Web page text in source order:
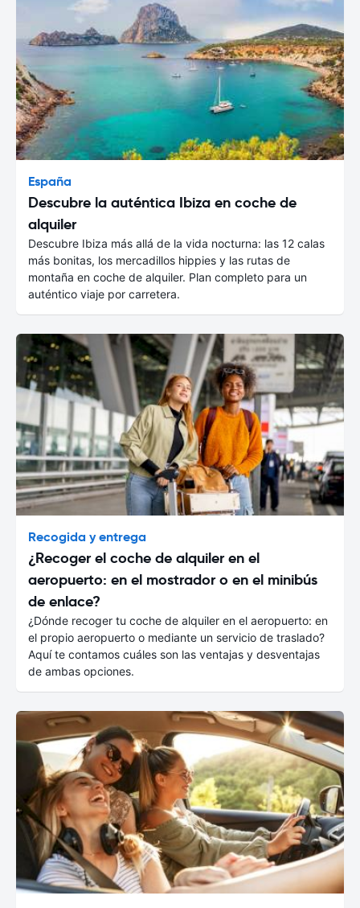
España
Descubre la auténtica Ibiza en coche de
alquiler
Descubre Ibiza más allá de la vida nocturna: las 12 calas
más bonitas, los mercadillos hippies y las rutas de
montaña en coche de alquiler. Plan completo para un
auténtico viaje por carretera.
Recogida y entrega
¿Recoger el coche de alquiler en el
aeropuerto: en el mostrador o en el minibús
de enlace?
¿Dónde recoger tu coche de alquiler en el aeropuerto: en
el propio aeropuerto o mediante un servicio de traslado?
Aquí te contamos cuáles son las ventajas y desventajas
de ambas opciones.